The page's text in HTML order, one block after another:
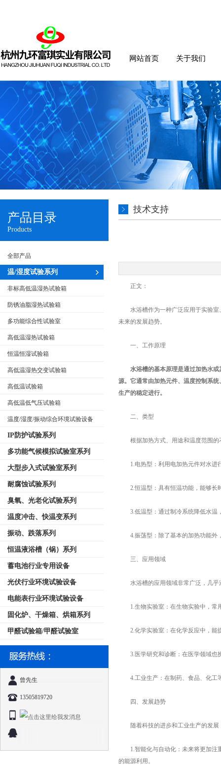
网站首页 关于我们
产品目录
Products
全部产品
温/湿度试验系列
非标高低温湿热试验箱
防锈油脂湿热试验箱
多功能综合性试验室
高低温湿热试验箱
恒温恒湿试验箱
高低温湿热交变试验箱
高低温试验箱
高低温低气压试验箱
温度/湿度/振动综合环境试验设备
IP防护试验系列
多功能气候模拟试验室系列
大型步入式试验室系列
耐腐蚀试验系列
臭氧、光老化试验系列
温度冲击、快温变系列
振动、跌落系列
恒温液浴槽（锅）系列
蓄电池行业专用设备
光伏行业环境试验设备
电能表行业环境试验设备
固化炉、干燥箱、烘箱系列
甲醛试验箱/甲醛试验室
曾先生
13505819720
技术支持
正文：
水浴槽作为一种广泛应用于实验室
未来的发展趋势。
一、工作原理
水浴槽的基本原理是通过加热水
源。它通常由加热元件、温度控制系
生产的稳定进行。
二、类型
根据加热方式、用途和温度范围的
1.电热型：利用电加热元件对水进
2.恒温型：具有恒温功能，能够长
3.低温型：通过制冷系统降低水温
4.振荡型：除了基本的加热功能外
三、应用领域
水浴槽的应用领域非常广泛，几乎
1.生物实验室：在生物实验中，常
2.化学实验室：在化学反应中，能
3.医学研究和诊断：在医学领域也
4.工业生产：在制药、食品、化工
四、发展趋势
随着科技的进步和工业生产的发展
1.智能化与自动化：未来将更加注重
的能源利用。